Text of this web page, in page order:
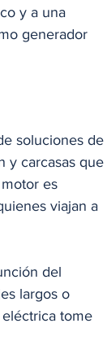
y a una
generador
soluciones de
y carcasas que
es
viajan a
del
largos o
tome